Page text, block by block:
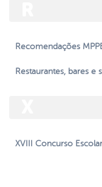
Recomendações
Restaurantes, bares e
XVIII Concurso